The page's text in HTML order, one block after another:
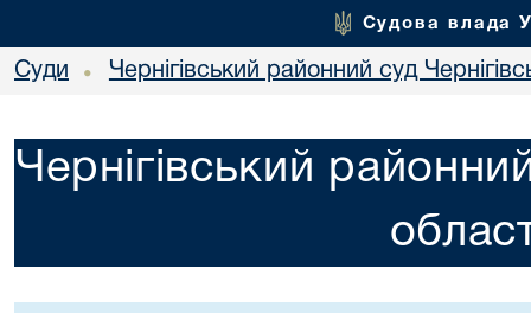
Судова влада
Суди • Чернігівський районний суд
Чернігівський